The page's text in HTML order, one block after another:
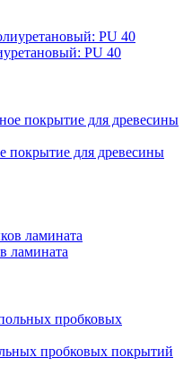
PU 40
покрытие для древесины
ламината
пробковых покрытий